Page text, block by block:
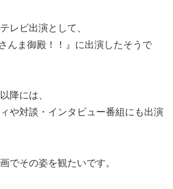
レビ出演として、
んま御殿！！』に出演したそうで
降には、
や対談・インタビュー番組にも出演
でその姿を観たいです。